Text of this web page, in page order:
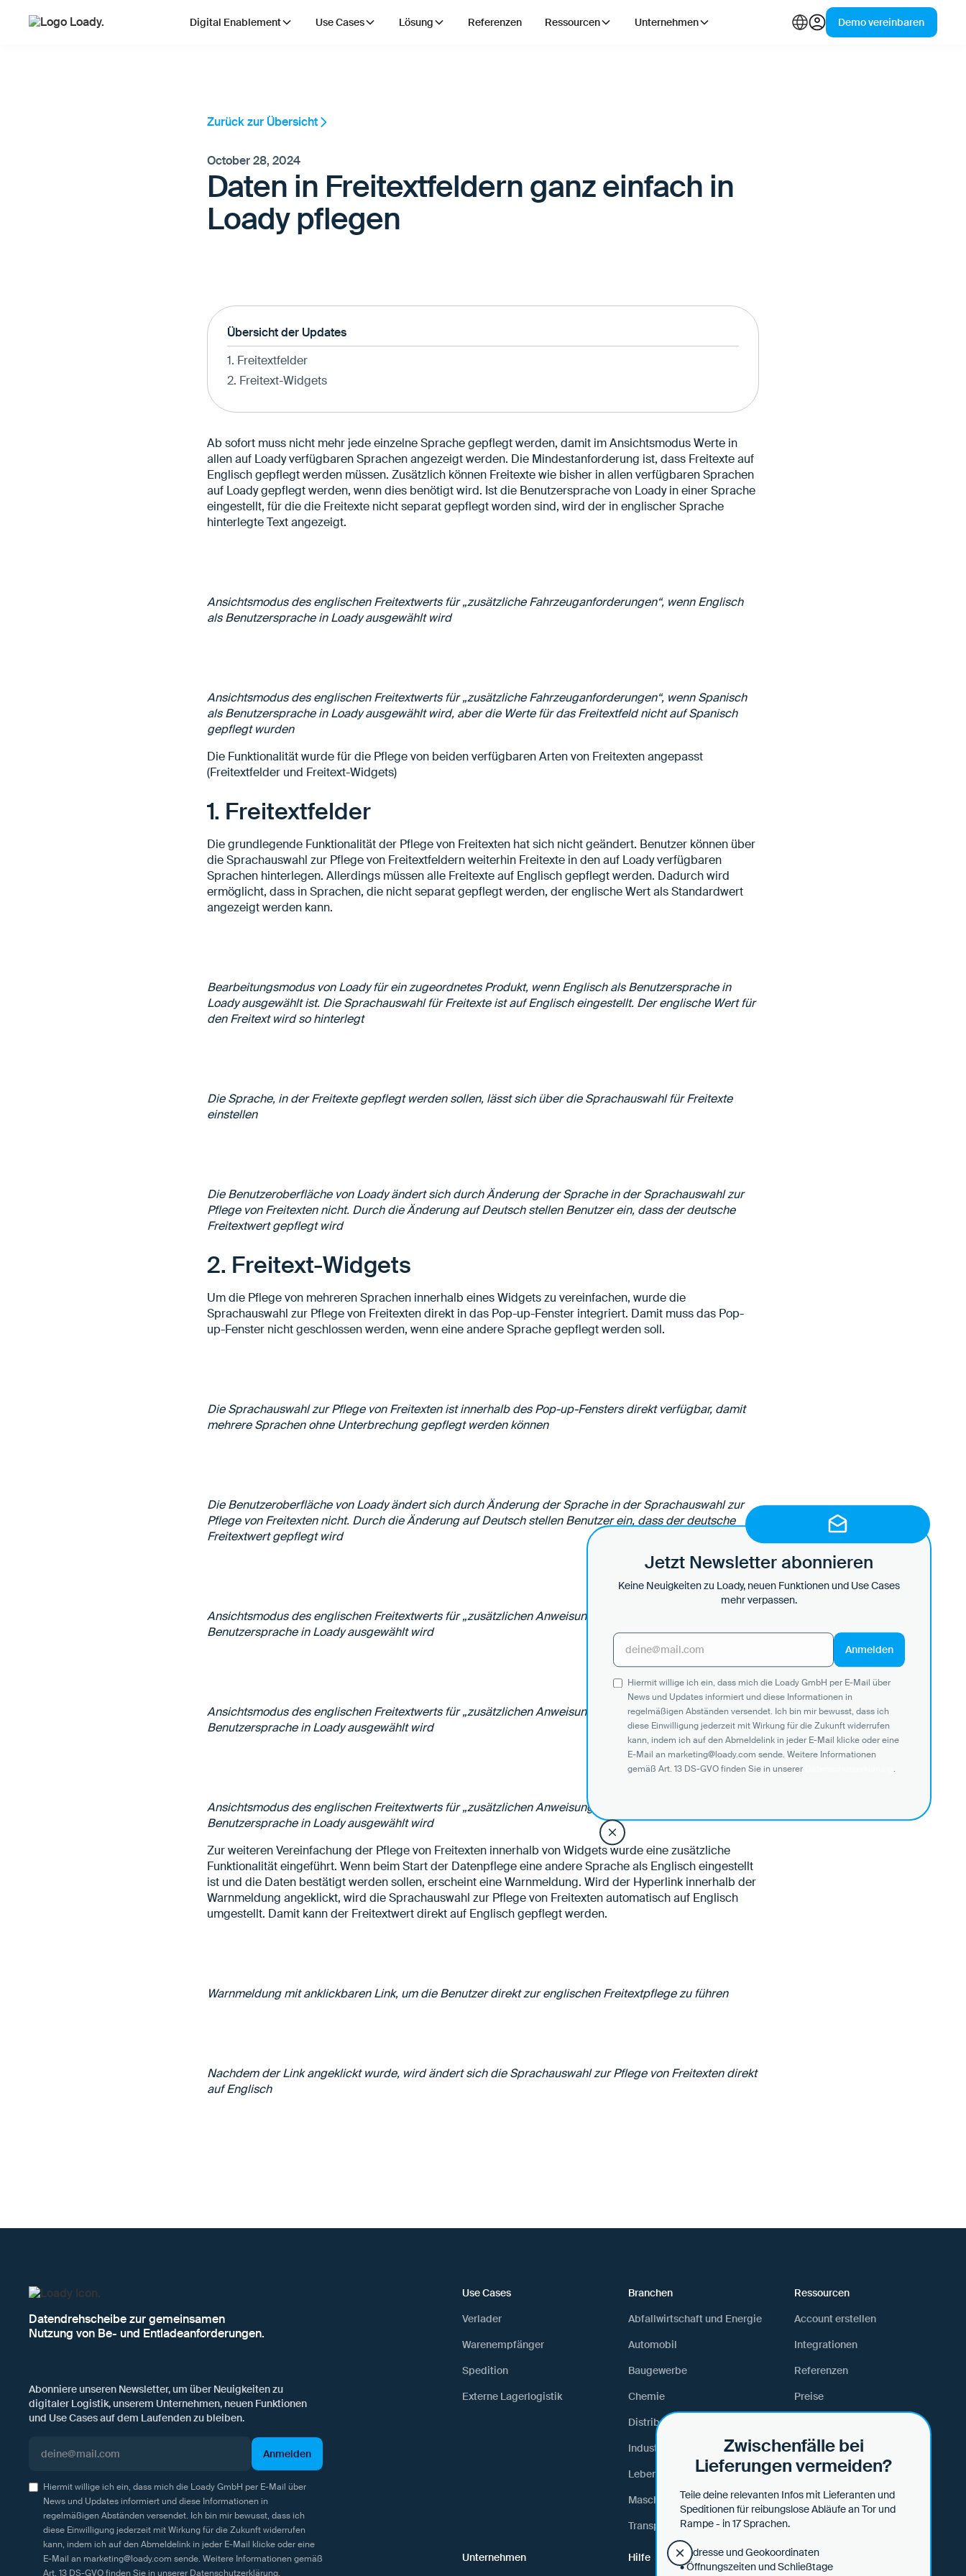
Digital Enablement Use Cases Lösung Referenzen Ressourcen Unternehmen Demo vereinbaren
Zurück zur Übersicht
October 28, 2024
Daten in Freitextfeldern ganz einfach in
Loady pflegen
Übersicht der Updates
1. Freitextfelder
2. Freitext-Widgets
Ab sofort muss nicht mehr jede einzelne Sprache gepflegt werden, damit im Ansichtsmodus Werte in
allen auf Loady verfügbaren Sprachen angezeigt werden. Die Mindestanforderung ist, dass Freitexte auf
Englisch gepflegt werden müssen. Zusätzlich können Freitexte wie bisher in allen verfügbaren Sprachen
auf Loady gepflegt werden, wenn dies benötigt wird. Ist die Benutzersprache von Loady in einer Sprache
eingestellt, für die die Freitexte nicht separat gepflegt worden sind, wird der in englischer Sprache
hinterlegte Text angezeigt.
Ansichtsmodus des englischen Freitextwerts für „zusätzliche Fahrzeuganforderungen“, wenn Englisch
als Benutzersprache in Loady ausgewählt wird
Ansichtsmodus des englischen Freitextwerts für „zusätzliche Fahrzeuganforderungen“, wenn Spanisch
als Benutzersprache in Loady ausgewählt wird, aber die Werte für das Freitextfeld nicht auf Spanisch
gepflegt wurden
Die Funktionalität wurde für die Pflege von beiden verfügbaren Arten von Freitexten angepasst
(Freitextfelder und Freitext-Widgets)
1. Freitextfelder
Die grundlegende Funktionalität der Pflege von Freitexten hat sich nicht geändert. Benutzer können über
die Sprachauswahl zur Pflege von Freitextfeldern weiterhin Freitexte in den auf Loady verfügbaren
Sprachen hinterlegen. Allerdings müssen alle Freitexte auf Englisch gepflegt werden. Dadurch wird
ermöglicht, dass in Sprachen, die nicht separat gepflegt werden, der englische Wert als Standardwert
angezeigt werden kann.
Bearbeitungsmodus von Loady für ein zugeordnetes Produkt, wenn Englisch als Benutzersprache in
Loady ausgewählt ist. Die Sprachauswahl für Freitexte ist auf Englisch eingestellt. Der englische Wert für
den Freitext wird so hinterlegt
Die Sprache, in der Freitexte gepflegt werden sollen, lässt sich über die Sprachauswahl für Freitexte
einstellen
Die Benutzeroberfläche von Loady ändert sich durch Änderung der Sprache in der Sprachauswahl zur
Pflege von Freitexten nicht. Durch die Änderung auf Deutsch stellen Benutzer ein, dass der deutsche
Freitextwert gepflegt wird
2. Freitext-Widgets
Um die Pflege von mehreren Sprachen innerhalb eines Widgets zu vereinfachen, wurde die
Sprachauswahl zur Pflege von Freitexten direkt in das Pop-up-Fenster integriert. Damit muss das Pop-
up-Fenster nicht geschlossen werden, wenn eine andere Sprache gepflegt werden soll.
Die Sprachauswahl zur Pflege von Freitexten ist innerhalb des Pop-up-Fensters direkt verfügbar, damit
mehrere Sprachen ohne Unterbrechung gepflegt werden können
Die Benutzeroberfläche von Loady ändert sich durch Änderung der Sprache in der Sprachauswahl zur
Pflege von Freitexten nicht. Durch die Änderung auf Deutsch stellen Benutzer ein, dass der deutsche
Freitextwert gepflegt wird
Ansichtsmodus des englischen Freitextwerts für „zusätzlichen Anweisungen“, wenn Englisch als
Benutzersprache in Loady ausgewählt wird
Ansichtsmodus des englischen Freitextwerts für „zusätzlichen Anweisungen“, wenn Deutsch als
Benutzersprache in Loady ausgewählt wird
Ansichtsmodus des englischen Freitextwerts für „zusätzlichen Anweisungen“, wenn Spanisch als
Benutzersprache in Loady ausgewählt wird
Zur weiteren Vereinfachung der Pflege von Freitexten innerhalb von Widgets wurde eine zusätzliche
Funktionalität eingeführt. Wenn beim Start der Datenpflege eine andere Sprache als Englisch eingestellt
ist und die Daten bestätigt werden sollen, erscheint eine Warnmeldung. Wird der Hyperlink innerhalb der
Warnmeldung angeklickt, wird die Sprachauswahl zur Pflege von Freitexten automatisch auf Englisch
umgestellt. Damit kann der Freitextwert direkt auf Englisch gepflegt werden.
Warnmeldung mit anklickbaren Link, um die Benutzer direkt zur englischen Freitextpflege zu führen
Nachdem der Link angeklickt wurde, wird ändert sich die Sprachauswahl zur Pflege von Freitexten direkt
auf Englisch
Datendrehscheibe zur gemeinsamen
Nutzung von Be- und Entladeanforderungen.
Abonniere unseren Newsletter, um über Neuigkeiten zu
digitaler Logistik, unserem Unternehmen, neuen Funktionen
und Use Cases auf dem Laufenden zu bleiben.
Hiermit willige ich ein, dass mich die Loady GmbH per E-Mail über
News und Updates informiert und diese Informationen in
regelmäßigen Abständen versendet. Ich bin mir bewusst, dass ich
diese Einwilligung jederzeit mit Wirkung für die Zukunft widerrufen
kann, indem ich auf den Abmeldelink in jeder E-Mail klicke oder eine
E-Mail an marketing@loady.com sende. Weitere Informationen gemäß
Art. 13 DS-GVO finden Sie in unserer Datenschutzerklärung.
Use Cases
Verlader
Warenempfänger
Spedition
Externe Lagerlogistik
Branchen
Abfallwirtschaft und Energie
Automobil
Baugewerbe
Chemie
Distribution und Retail
Industrielle Fertigung
Lebens- und Futtermittel
Maschinenbau
Transport und Logistik
Ressourcen
Account erstellen
Integrationen
Referenzen
Preise
Lexikon
Webinare & Events
Unternehmen Hilfe
Zwischenfälle bei
Lieferungen vermeiden?
Teile deine relevanten Infos mit Lieferanten und
Speditionen für reibungslose Abläufe an Tor und
Rampe - in 17 Sprachen.
• Adresse und Geokoordinaten
• Öffnungszeiten und Schließtage
Jetzt Newsletter abonnieren
Keine Neuigkeiten zu Loady, neuen Funktionen und Use Cases
mehr verpassen.
Hiermit willige ich ein, dass mich die Loady GmbH per E-Mail über
News und Updates informiert und diese Informationen in
regelmäßigen Abständen versendet. Ich bin mir bewusst, dass ich
diese Einwilligung jederzeit mit Wirkung für die Zukunft widerrufen
kann, indem ich auf den Abmeldelink in jeder E-Mail klicke oder eine
E-Mail an marketing@loady.com sende. Weitere Informationen
gemäß Art. 13 DS-GVO finden Sie in unserer
Datenschutzerklärung.